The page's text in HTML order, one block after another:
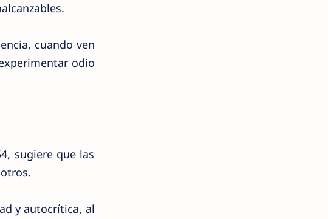
cuando ven
odio
sugiere que las
y autocrítica, al